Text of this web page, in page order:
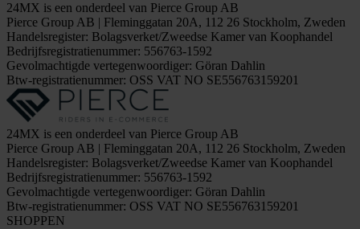
24MX is een onderdeel van Pierce Group AB
Pierce Group AB | Fleminggatan 20A, 112 26 Stockholm, Zweden
Handelsregister: Bolagsverket/Zweedse Kamer van Koophandel
Bedrijfsregistratienummer: 556763-1592
Gevolmachtigde vertegenwoordiger: Göran Dahlin
Btw-registratienummer: OSS VAT NO SE556763159201
24MX is een onderdeel van Pierce Group AB
Pierce Group AB | Fleminggatan 20A, 112 26 Stockholm, Zweden
Handelsregister: Bolagsverket/Zweedse Kamer van Koophandel
Bedrijfsregistratienummer: 556763-1592
Gevolmachtigde vertegenwoordiger: Göran Dahlin
Btw-registratienummer: OSS VAT NO SE556763159201
SHOPPEN